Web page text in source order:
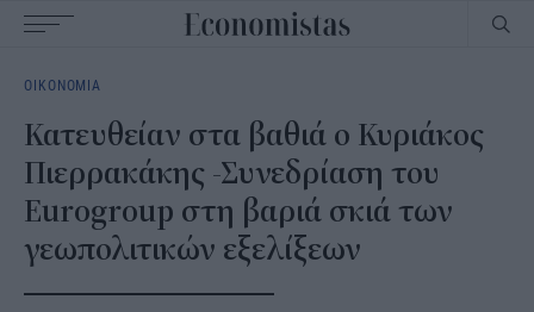
navigation
ΟΙΚΟΝΟΜΙΑ
Κατευθείαν στα βαθιά ο Κυριάκος
Πιερρακάκης -Συνεδρίαση του
Eurogroup στη βαριά σκιά των
γεωπολιτικών εξελίξεων